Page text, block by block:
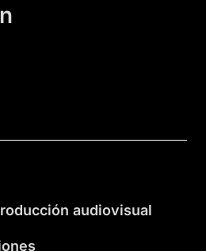
audiovisual